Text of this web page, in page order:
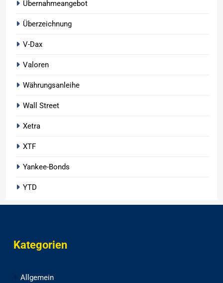
Übernahmeangebot
Überzeichnung
V-Dax
Valoren
Währungsanleihe
Wall Street
Xetra
XTF
Yankee-Bonds
YTD
Kategorien
Allgemein